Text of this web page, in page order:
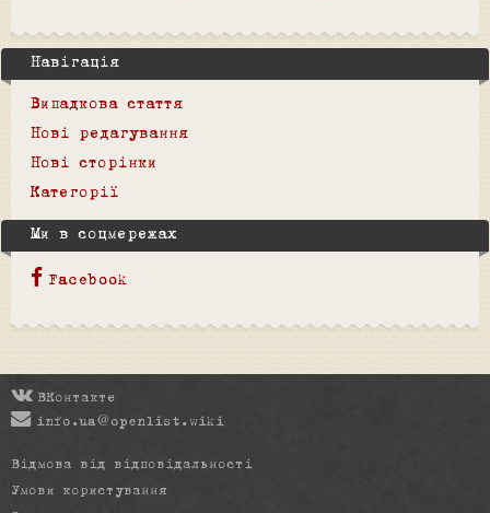
Навігація
Випадкова стаття
Нові редагування
Нові сторінки
Категорії
Ми в соцмережах
Facebook
ВКонтакте
info.ua@openlist.wiki
Відмова від відповідальності
Умови користування